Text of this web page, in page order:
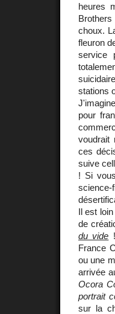
heures
choux.
fleuron
service
stations
pour
voudrait
ces
suive
! Si
Il est
de
du vide
France
ou une
arrivée
Ocora
portrait
sur la